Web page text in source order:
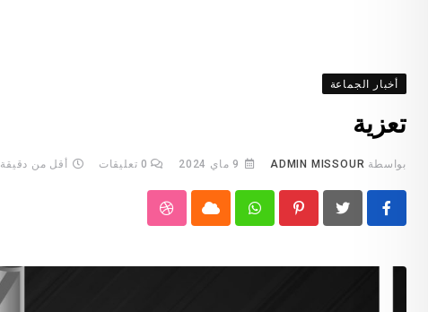
أخبار الجماعة
تعزية
بواسطة ADMIN MISSOUR 9 ماي 2024 0تعليقات أقل من دقيقة
Pinterest
Whatsapp
Cloud
StumbleUpon